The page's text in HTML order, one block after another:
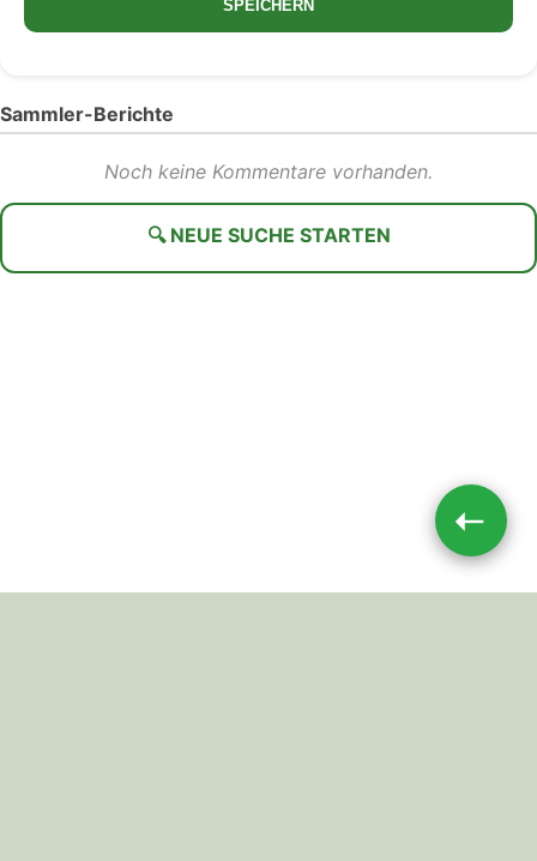
SPEICHERN
Sammler-Berichte
Noch keine Kommentare vorhanden.
🔍 NEUE SUCHE STARTEN
➝